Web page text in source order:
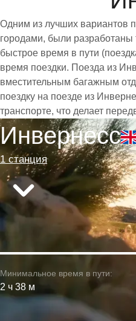
Одним из лучших вариантов
городами, были разработаны
быстрое время в пути
время поездки. Поезда из
вместительным багажным
поездку на поезде из
транспорте, что делает
Инвернесс
1 станция
Минимальное время в пути:
2 ч 38 м